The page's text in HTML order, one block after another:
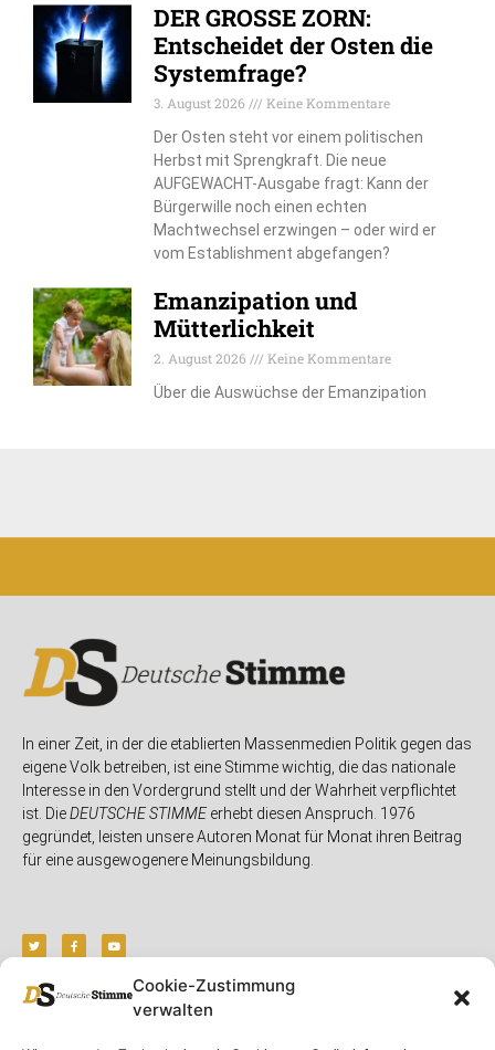
Cookie-Zustimmung
verwalten
DER GROSSE ZORN:
Entscheidet der Osten die
Systemfrage?
3. August 2026
Keine Kommentare
Der Osten steht vor einem politischen
Herbst mit Sprengkraft. Die neue
AUFGEWACHT-Ausgabe fragt: Kann der
Bürgerwille noch einen echten
Machtwechsel erzwingen – oder wird er
vom Establishment abgefangen?
Emanzipation und
Mütterlichkeit
2. August 2026
Keine Kommentare
Über die Auswüchse der Emanzipation
In einer Zeit, in der die etablierten Massenmedien Politik gegen das
eigene Volk betreiben, ist eine Stimme wichtig, die das nationale
Interesse in den Vordergrund stellt und der Wahrheit verpflichtet
ist. DieDEUTSCHE STIMMEerhebt diesen Anspruch. 1976
gegründet, leisten unsere Autoren Monat für Monat ihren Beitrag
für eine ausgewogenere Meinungsbildung.
Unser Magazin Rubriken